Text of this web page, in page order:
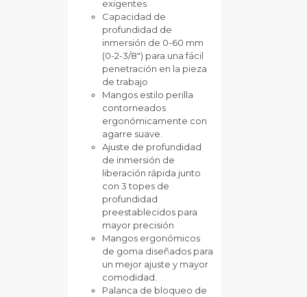
exigentes
Capacidad de
profundidad de
inmersión de 0-60 mm
(0-2-3/8″) para una fácil
penetración en la pieza
de trabajo
Mangos estilo perilla
contorneados
ergonómicamente con
agarre suave.
Ajuste de profundidad
de inmersión de
liberación rápida junto
con 3 topes de
profundidad
preestablecidos para
mayor precisión
Mangos ergonómicos
de goma diseñados para
un mejor ajuste y mayor
comodidad.
Palanca de bloqueo de